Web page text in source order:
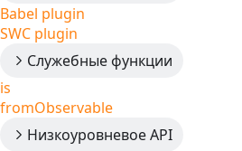
Babel plugin
SWC plugin
Служебные функции
is
fromObservable
Низкоуровневое API